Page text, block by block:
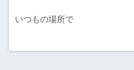
いつもの場所で